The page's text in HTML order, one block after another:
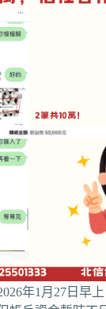
年1月27日早